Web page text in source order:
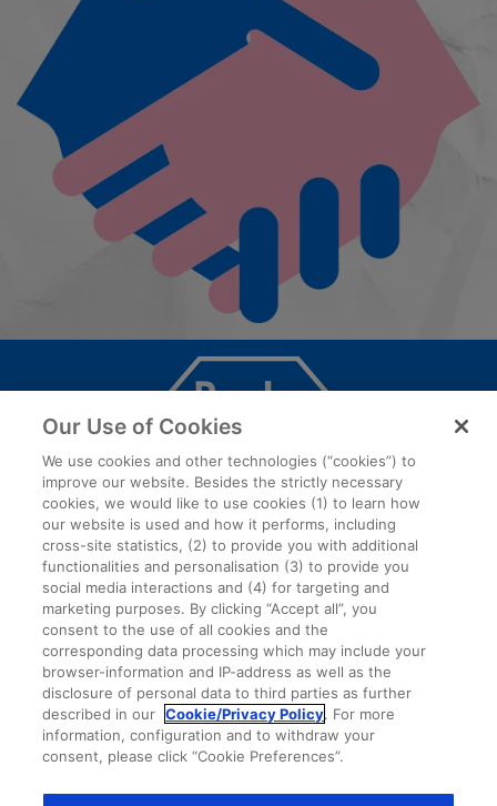
Roche este unul din pionerii globali ai industriei farmaceutice și de
diagnostic, ce inovează continuu cu scopul de a îmbunătăți viața
oamenilor. Sinergia dintre diviziile de Farmaceutice şi Diagnostic
au transformat Roche în lider global al medicinii personalizate, o
strategie care își propune să ofere tratamentul potrivit pentru
pacientul potrivit, în cele mai bune condiții posibile. .
Our Use of Cookies
We use cookies and other technologies (“cookies”) to
improve our website. Besides the strictly necessary
cookies, we would like to use cookies (1) to learn how
our website is used and how it performs, including
cross-site statistics, (2) to provide you with additional
functionalities and personalisation (3) to provide you
social media interactions and (4) for targeting and
marketing purposes. By clicking “Accept all”, you
consent to the use of all cookies and the
corresponding data processing which may include your
browser-information and IP-address as well as the
disclosure of personal data to third parties as further
described in our Cookie/Privacy Policy. For more
information, configuration and to withdraw your
consent, please click “Cookie Preferences”.